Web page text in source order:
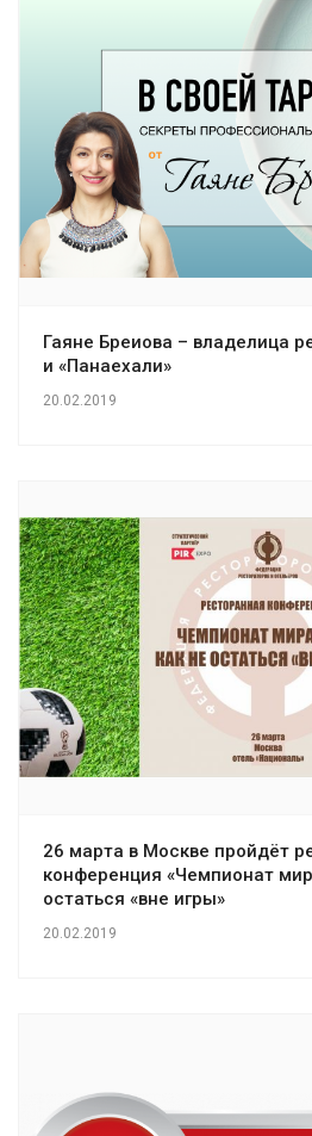
Гаяне Бреиова – владелица
и «Панаехали»
20.02.2019
26 марта в Москве пройдёт
конференция «Чемпионат
остаться «вне игры»
20.02.2019